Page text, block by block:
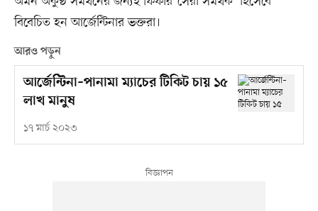
বিবেচিত হন আর্জেন্টিনার ভক্তরা।
আরও পড়ুন
আর্জেন্টিনা–পানামা ম্যাচের টিকিট চায় ১৫
লাখ মানুষ
১৭ মার্চ ২০২৩